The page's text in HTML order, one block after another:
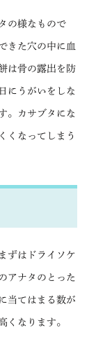
の様なもので
きた穴の中に血
は骨の露出を防
にうがいをしな
。カサブタにな
くなってしまう
ずはドライソケ
アナタのとった
当てはまる数が
くなります。